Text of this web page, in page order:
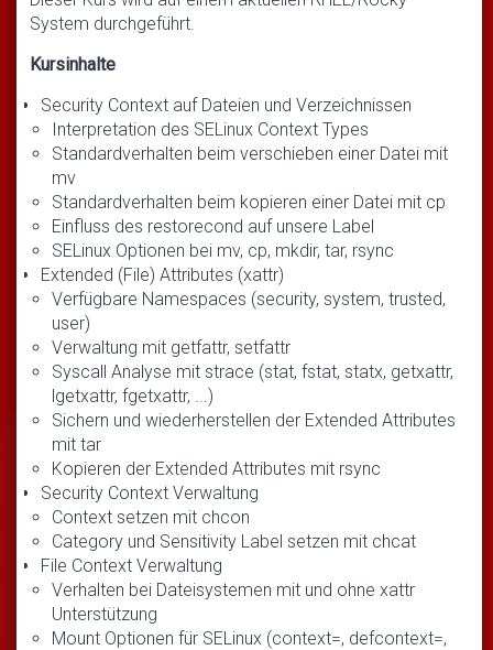
System durchgeführt.
Kursinhalte
Security Context auf Dateien und Verzeichnissen
Interpretation des SELinux Context Types
Standardverhalten beim verschieben einer Datei mit
mv
Standardverhalten beim kopieren einer Datei mit cp
Einfluss des restorecond auf unsere Label
SELinux Optionen bei mv, cp, mkdir, tar, rsync
Extended (File) Attributes (xattr)
Verfügbare Namespaces (security, system, trusted,
user)
Verwaltung mit getfattr, setfattr
Syscall Analyse mit strace (stat, fstat, statx, getxattr,
lgetxattr, fgetxattr, ...)
Sichern und wiederherstellen der Extended Attributes
mit tar
Kopieren der Extended Attributes mit rsync
Security Context Verwaltung
Context setzen mit chcon
Category und Sensitivity Label setzen mit chcat
File Context Verwaltung
Verhalten bei Dateisystemen mit und ohne xattr
Unterstützung
Mount Optionen für SELinux (context=, defcontext=,